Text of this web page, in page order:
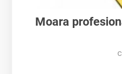
Moara